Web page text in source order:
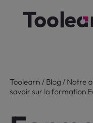
Toolearn / Blog / Notre
savoir sur la formation